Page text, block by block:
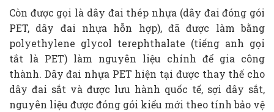
Còn được gọi là dây đai thép nhựa (dây đai đóng gói
PET, dây đai nhựa hỗn hợp), đã được làm bằng
polyethylene glycol terephthalate (tiếng anh gọi
tắt là PET) làm nguyên liệu chính để gia công
thành. Dây đai nhựa PET hiện tại được thay thế cho
dây đai sắt và được lưu hành quốc tế, sợi dây sắt,
nguyên liệu được đóng gói kiểu mới theo tính bảo vệ